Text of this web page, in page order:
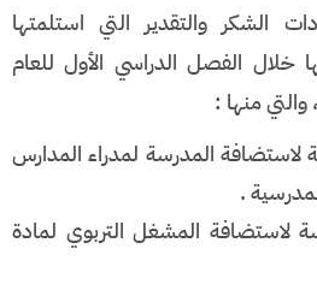
الشكر والتقدير التي استلمتها
خلال الفصل الدراسي الأول للعام
المدرسة لمدراء المدارس
.
لاستضافة المشغل التربوي لمادة